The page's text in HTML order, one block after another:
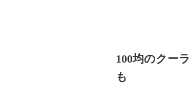
100均のクー
も